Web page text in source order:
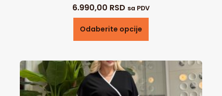
6.990,00 RSD sa PDV
Odaberite opcije